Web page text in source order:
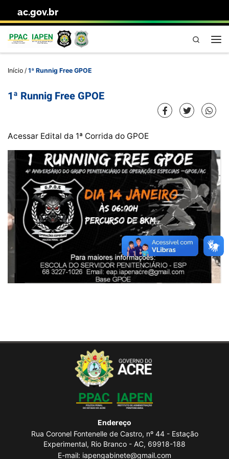
Skip to content
ac.gov.br
Pesquisa
Início / 1ª Runnig Free GPOE
1ª Runnig Free GPOE
Acessar Edital da 1ª Corrida do GPOE
Endereço
Rua Coronel Fontenelle de Castro, nº 44 - Estação
Experimental, Rio Branco - AC, 69918-188
E-mail: iapengabinete@gmail.com